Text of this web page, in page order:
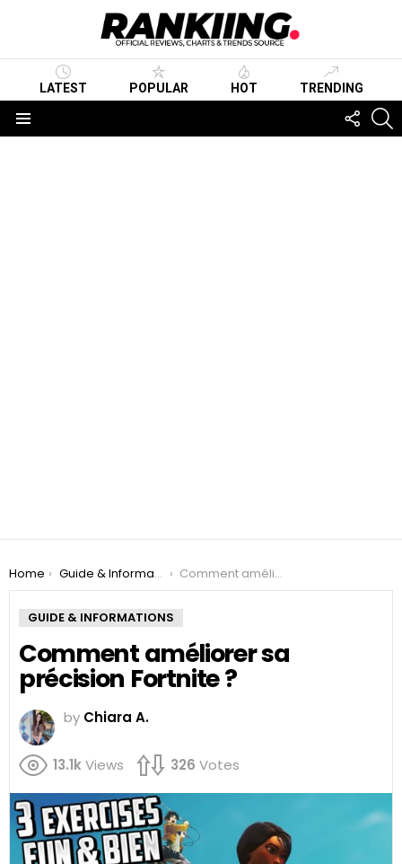
LATEST POPULAR HOT TRENDING
US
You are here:
Home Guide & Informations Comment améliorer sa précision Fortnite ?
GUIDE & INFORMATIONS
Comment améliorer sa
précision Fortnite ?
by Chiara A.
13.1kViews 326 Votes